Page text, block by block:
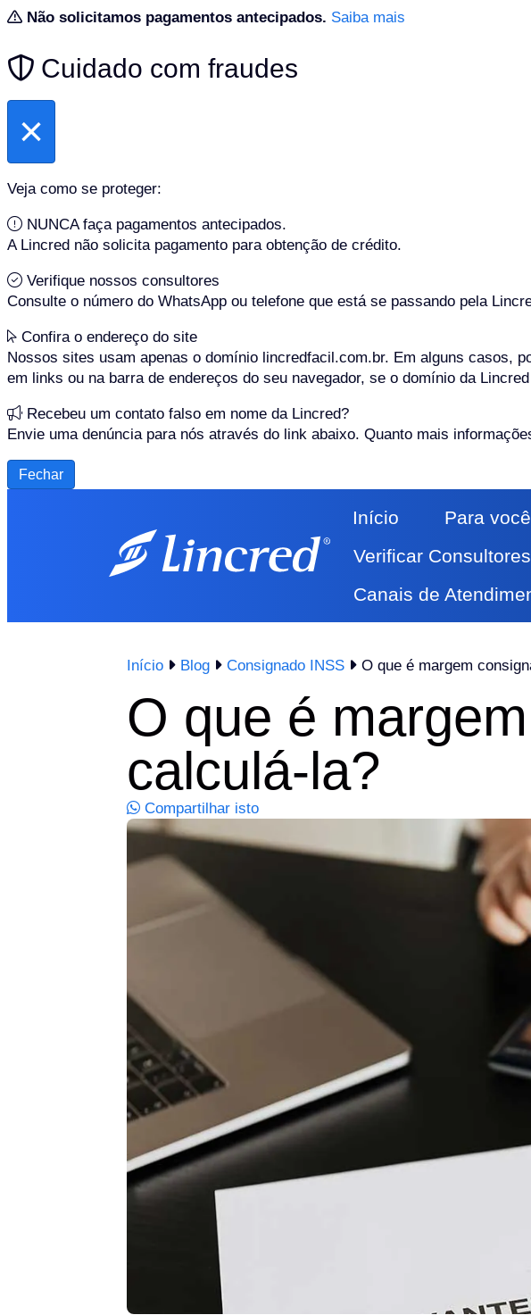
Não solicitamos pagamentos antecipados. Saiba mais
Cuidado com fraudes
×
Veja como se proteger:
NUNCAfaça pagamentos antecipados.
A Lincred não solicita pagamento para obtenção de crédito.
Verifique nossos consultores
Consulte o número do WhatsApp ou telefone que está se passando pela
Confira o endereço do site
Nossos sites usam apenas o domínio lincredfacil.com.br. Em alguns casos,
em links ou na barra de endereços do seu navegador, se o domínio da
Recebeu um contato falso em nome da Lincred?
Envie uma denúncia para nós através do link abaixo. Quanto mais
Fechar
Início Para você
Verificar Consultores
Canais de
Início Blog Consignado INSS O que é margem
O que é
calculá-la?
Compartilhar isto